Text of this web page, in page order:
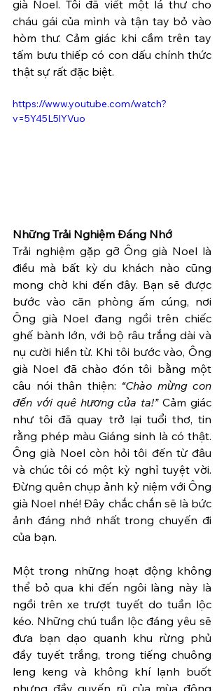
già Noel. Tôi đã viết một lá thư cho
cháu gái của mình và tận tay bỏ vào
hòm thư. Cảm giác khi cầm trên tay
tấm bưu thiếp có con dấu chính thức
thật sự rất đặc biệt.
https://www.youtube.com/watch?
v=5Y45L5lYVuo
Những Trải Nghiệm Đáng Nhớ
Trải nghiệm gặp gỡ Ông già Noel là
điều mà bất kỳ du khách nào cũng
mong chờ khi đến đây. Bạn sẽ được
bước vào căn phòng ấm cúng, nơi
Ông già Noel đang ngồi trên chiếc
ghế bành lớn, với bộ râu trắng dài và
nụ cười hiền từ. Khi tôi bước vào, Ông
già Noel đã chào đón tôi bằng một
câu nói thân thiện: “Chào mừng con
đến với quê hương của ta!” Cảm giác
như tôi đã quay trở lại tuổi thơ, tin
rằng phép màu Giáng sinh là có thật.
Ông già Noel còn hỏi tôi đến từ đâu
và chúc tôi có một kỳ nghỉ tuyệt vời.
Đừng quên chụp ảnh kỷ niệm với Ông
già Noel nhé! Đây chắc chắn sẽ là bức
ảnh đáng nhớ nhất trong chuyến đi
của bạn.
Một trong những hoạt động không
thể bỏ qua khi đến ngôi làng này là
ngồi trên xe trượt tuyết do tuần lộc
kéo. Những chú tuần lộc đáng yêu sẽ
đưa bạn dạo quanh khu rừng phủ
đầy tuyết trắng, trong tiếng chuông
leng keng và không khí lạnh buốt
nhưng đầy quyến rũ của mùa đông